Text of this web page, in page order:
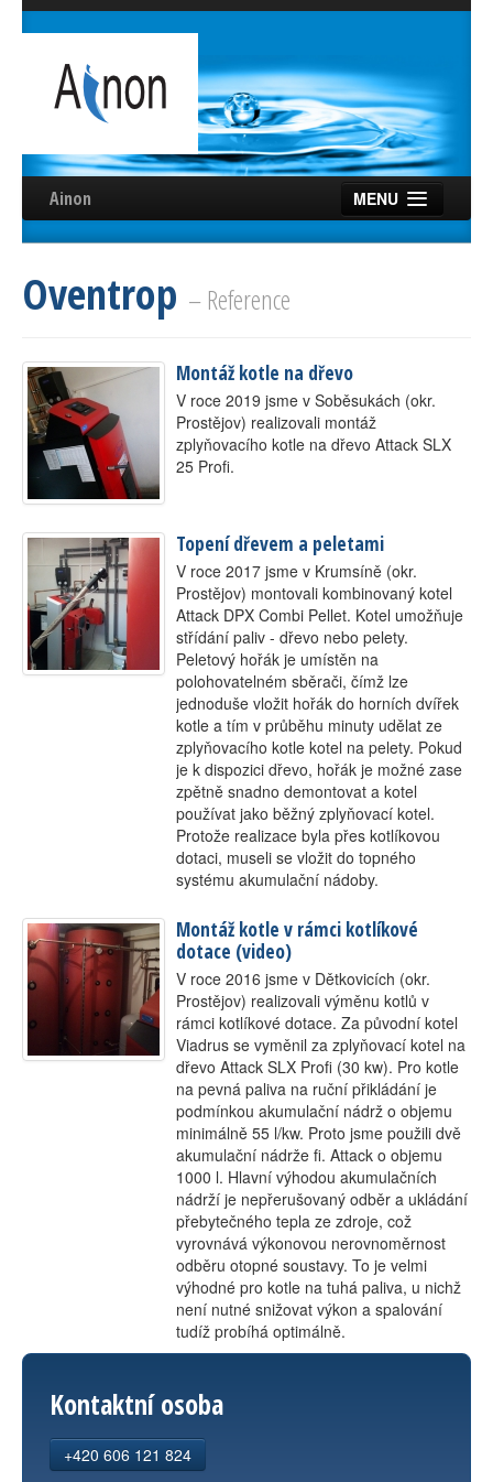
Ainon MENU
Úvod
Služby
Videa
Certifikáty
Partneři
Oventrop – Reference
Montáž kotle na dřevo
V roce 2019 jsme v Soběsukách (okr.
Prostějov) realizovali montáž
zplyňovacího kotle na dřevo Attack SLX
25 Profi.
Topení dřevem a peletami
V roce 2017 jsme v Krumsíně (okr.
Prostějov) montovali kombinovaný kotel
Attack DPX Combi Pellet. Kotel umožňuje
střídání paliv - dřevo nebo pelety.
Peletový hořák je umístěn na
polohovatelném sběrači, čímž lze
jednoduše vložit hořák do horních dvířek
kotle a tím v průběhu minuty udělat ze
zplyňovacího kotle kotel na pelety. Pokud
je k dispozici dřevo, hořák je možné zase
zpětně snadno demontovat a kotel
používat jako běžný zplyňovací kotel.
Protože realizace byla přes kotlíkovou
dotaci, museli se vložit do topného
systému akumulační nádoby.
Montáž kotle v rámci kotlíkové
dotace (video)
V roce 2016 jsme v Dětkovicích (okr.
Prostějov) realizovali výměnu kotlů v
rámci kotlíkové dotace. Za původní kotel
Viadrus se vyměnil za zplyňovací kotel na
dřevo Attack SLX Profi (30 kw). Pro kotle
na pevná paliva na ruční přikládání je
podmínkou akumulační nádrž o objemu
minimálně 55 l/kw. Proto jsme použili dvě
akumulační nádrže fi. Attack o objemu
1000 l. Hlavní výhodou akumulačních
nádrží je nepřerušovaný odběr a ukládání
přebytečného tepla ze zdroje, což
vyrovnává výkonovou nerovnoměrnost
odběru otopné soustavy. To je velmi
výhodné pro kotle na tuhá paliva, u nichž
není nutné snižovat výkon a spalování
tudíž probíhá optimálně.
Kontaktní osoba
+420 606 121 824